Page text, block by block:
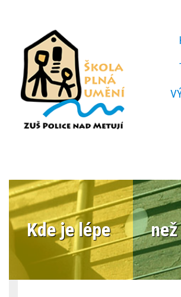
Kde je lépe